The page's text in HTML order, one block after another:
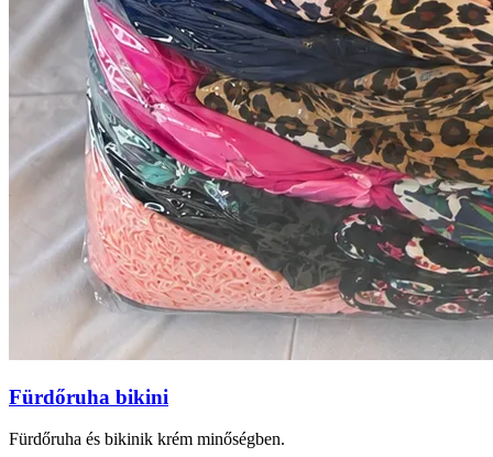
Fürdőruha bikini
Fürdőruha és bikinik krém minőségben.